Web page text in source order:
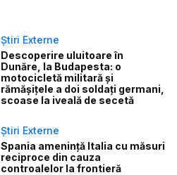
Știri Externe
Descoperire uluitoare în
Dunăre, la Budapesta: o
motocicletă militară și
rămășițele a doi soldați germani,
scoase la iveală de secetă
Știri Externe
Spania amenință Italia cu măsuri
reciproce din cauza
controalelor la frontieră